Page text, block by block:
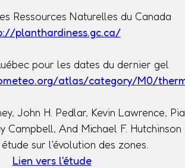
Ressources Naturelles du Canada
planthardiness.gc.ca/
pour les dates du dernier gel
atlas/category/M0/
John H. Pedlar, Kevin Lawrence, Pia
Campbell, And Michael F. Hutchinson
sur l'évolution des zones.
Lien vers l'étude